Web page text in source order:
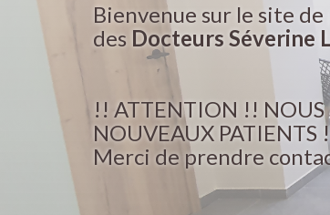
Bienvenue sur le site
des Docteurs Séverine
!! ATTENTION !! NOUS
NOUVEAUX PATIENTS
Merci de prendre